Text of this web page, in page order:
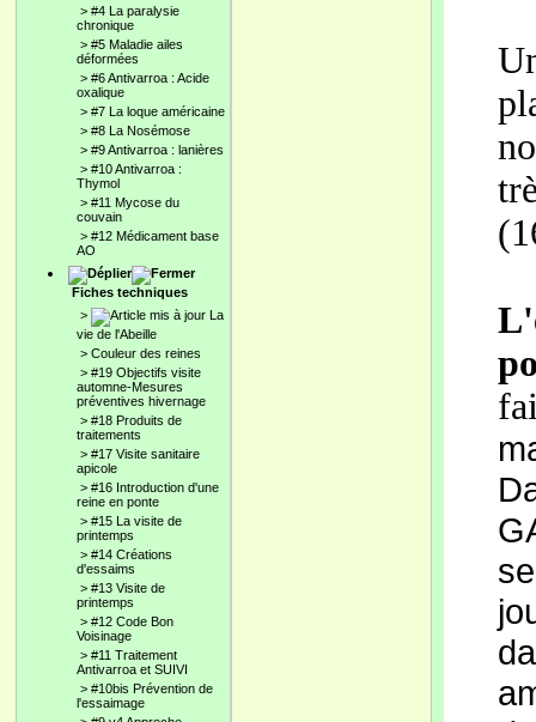
> #4 La paralysie
chronique
> #5 Maladie ailes
déformées
> #6 Antivarroa : Acide
oxalique
> #7 La loque américaine
> #8 La Nosémose
> #9 Antivarroa : lanières
> #10 Antivarroa :
Thymol
> #11 Mycose du
couvain
> #12 Médicament base
AO
Fiches techniques
>
La
vie de l'Abeille
> Couleur des reines
> #19 Objectifs visite
automne-Mesures
préventives hivernage
> #18 Produits de
traitements
> #17 Visite sanitaire
apicole
> #16 Introduction d'une
reine en ponte
> #15 La visite de
printemps
> #14 Créations
d'essaims
> #13 Visite de
printemps
> #12 Code Bon
Voisinage
> #11 Traitement
Antivarroa et SUIVI
> #10bis Prévention de
l'essaimage